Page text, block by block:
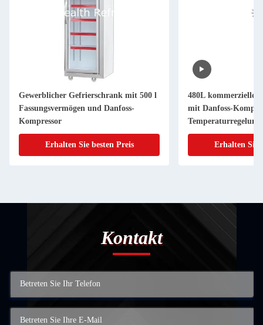
Gewerblicher Gefrierschrank mit 500 l
Fassungsvermögen und Danfoss-
Kompressor
Erhalten Sie besten Preis
480L kommerzielle
mit Danfoss-
Temperaturregelung
Glastürkühlschrank
Erhalten Sie
Kontakt